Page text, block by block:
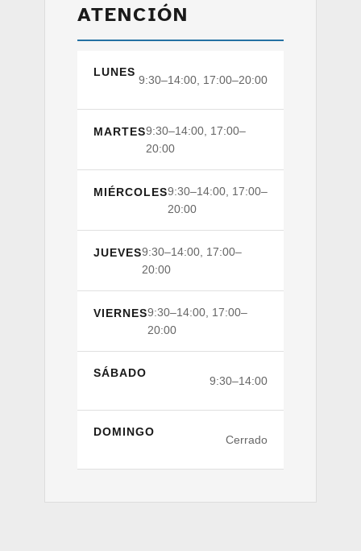
ATENCIÓN
LUNES
9:30–14:00, 17:00–20:00
MARTES9:30–14:00, 17:00–
20:00
MIÉRCOLES9:30–14:00, 17:00–
20:00
JUEVES9:30–14:00, 17:00–
20:00
VIERNES9:30–14:00, 17:00–
20:00
SÁBADO
9:30–14:00
DOMINGO
Cerrado